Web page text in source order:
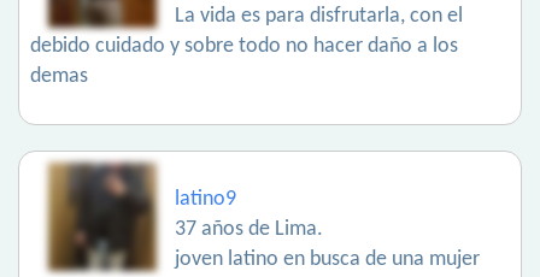
La vida es para disfrutarla, con el
debido cuidado y sobre todo no hacer daño a los
demas
latino9
37 años de Lima.
joven latino en busca de una mujer